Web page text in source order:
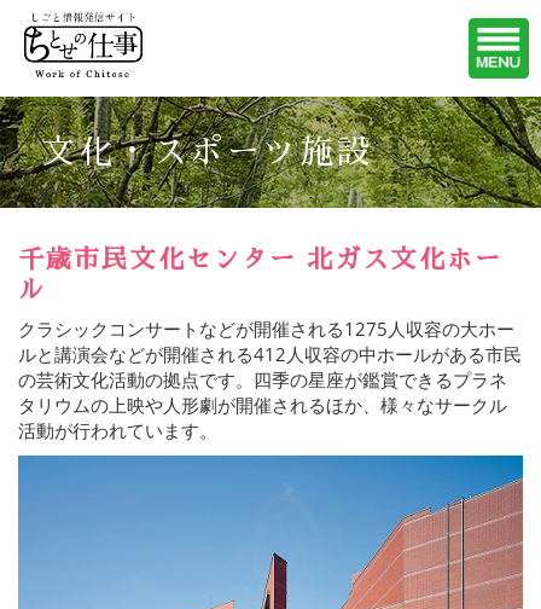
文化・スポーツ施設
千歳市民文化センター 北ガス文化ホー
ル
クラシックコンサートなどが開催される1275人収容の大ホー
ルと講演会などが開催される412人収容の中ホールがある市民
の芸術文化活動の拠点です。四季の星座が鑑賞できるプラネ
タリウムの上映や人形劇が開催されるほか、様々なサークル
活動が行われています。